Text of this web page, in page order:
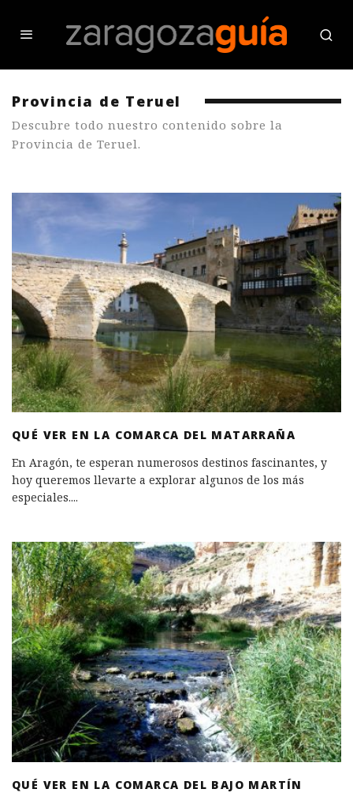
Provincia de Teruel
Descubre todo nuestro contenido sobre la
Provincia de Teruel.
QUÉ VER EN LA COMARCA DEL MATARRAÑA
En Aragón, te esperan numerosos destinos fascinantes, y
hoy queremos llevarte a explorar algunos de los más
especiales....
QUÉ VER EN LA COMARCA DEL BAJO MARTÍN